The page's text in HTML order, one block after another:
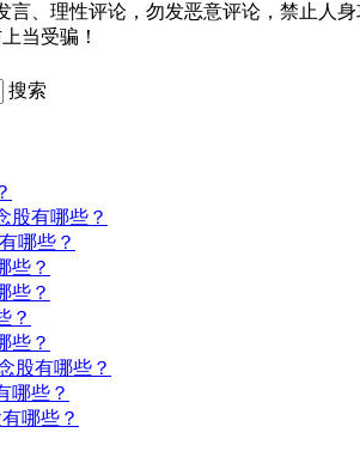
言、理性评论，勿发恶意评论，禁止人身
当受骗！
搜索
股有哪些？
哪些？
些？
些？
？
些？
股有哪些？
哪些？
哪些？